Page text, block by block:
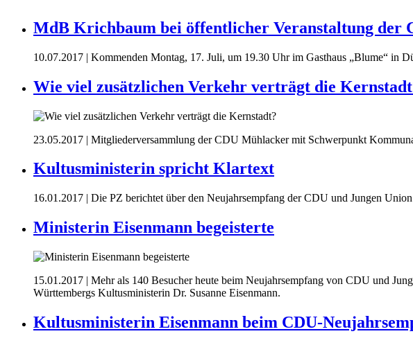
MdB Krichbaum bei öffentlicher Veranstaltung der
10.07.2017 | Kommenden Montag, 17. Juli, um 19.30 Uhr im Gasthaus „Blume“ in
Wie viel zusätzlichen Verkehr verträgt die
23.05.2017 | Mitgliederversammlung der CDU Mühlacker mit Schwerpunkt
Kultusministerin spricht Klartext
16.01.2017 | Die PZ berichtet über den Neujahrsempfang der CDU und Jungen
Ministerin Eisenmann begeisterte
15.01.2017 | Mehr als 140 Besucher heute beim Neujahrsempfang von CDU und
Württembergs Kultusministerin Dr. Susanne Eisenmann.
Kultusministerin Eisenmann beim CDU-